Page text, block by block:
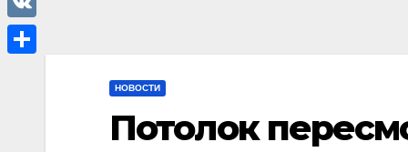
НОВОСТИ
Потолок
A
o
k
l
e
i
b
V